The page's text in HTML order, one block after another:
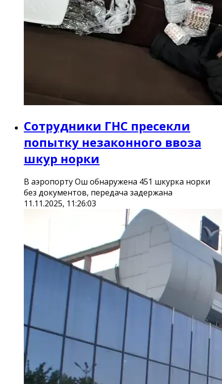
Сотрудники ГНС пресекли
попытку незаконного ввоза
шкур норки
В аэропорту Ош обнаружена 451 шкурка норки
без документов, передача задержана
11.11.2025, 11:26:03